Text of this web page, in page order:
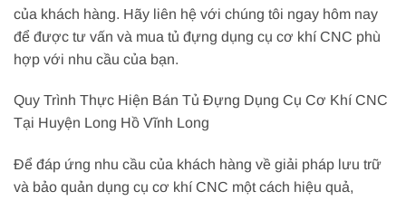
của khách hàng. Hãy liên hệ với chúng tôi ngay hôm nay
để được tư vấn và mua tủ đựng dụng cụ cơ khí CNC phù
hợp với nhu cầu của bạn.
Quy Trình Thực Hiện Bán Tủ Đựng Dụng Cụ Cơ Khí CNC
Tại Huyện Long Hồ Vĩnh Long
Để đáp ứng nhu cầu của khách hàng về giải pháp lưu trữ
và bảo quản dụng cụ cơ khí CNC một cách hiệu quả,